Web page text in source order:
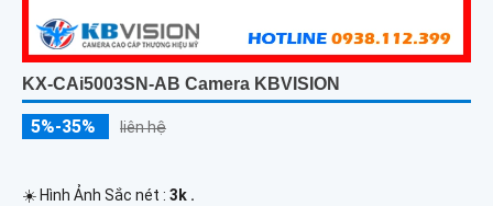
KX-CAi5003SN-AB Camera KBVISION
5%-35% liên hệ
☀️ Hình Ảnh Sắc nét : 3k .